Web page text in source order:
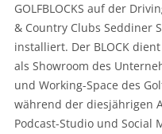
GOLFBLOCKS auf der
& Country Clubs Seddiner
installiert. Der BLOCK
als Showroom des
und Working-Space des
während der diesjährigen
Podcast-Studio und Social